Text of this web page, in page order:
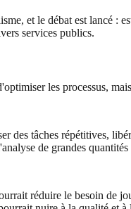
et le débat est lancé :
services publics.
les processus,
des tâches répétitives,
de grandes
réduire le besoin de